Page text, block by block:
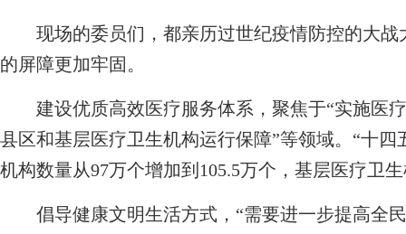
现场的委员们，都亲历过世纪疫情防控的大战
的屏障更加牢固。
建设优质高效医疗服务体系，聚焦于“实施医
县区和基层医疗卫生机构运行保障”等领域。“十
机构数量从97万个增加到105.5万个，基层医疗
倡导健康文明生活方式，“需要进一步提高全